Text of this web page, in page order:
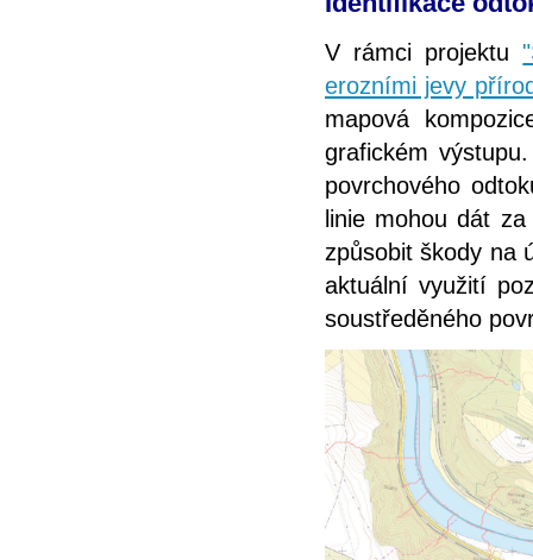
V rámci projektu
erozními jevy
mapová
grafickém
povrchového
linie mohou dát
způsobit škody na
aktuální využití
soustředěného